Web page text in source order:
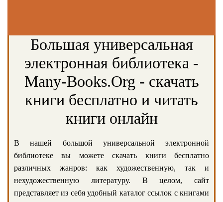
Большая универсальная
электронная библиотека -
Many-Books.Org - скачать
книги бесплатно и читать
книги онлайн
В нашей большой универсальной электронной
библиотеке вы можете скачать книги бесплатно
различных жанров: как художественную, так и
нехудожественную литературу. В целом, сайт
представляет из себя удобный каталог ссылок с книгами